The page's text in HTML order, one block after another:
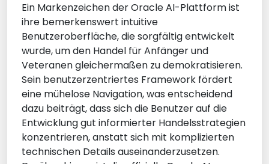
Ein Markenzeichen der Oracle AI-Plattform ist
ihre bemerkenswert intuitive
Benutzeroberfläche, die sorgfältig entwickelt
wurde, um den Handel für Anfänger und
Veteranen gleichermaßen zu demokratisieren.
Sein benutzerzentriertes Framework fördert
eine mühelose Navigation, was entscheidend
dazu beiträgt, dass sich die Benutzer auf die
Entwicklung gut informierter Handelsstrategien
konzentrieren, anstatt sich mit komplizierten
technischen Details auseinanderzusetzen.